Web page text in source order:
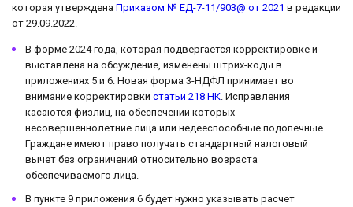
которая утверждена Приказом № ЕД-7-11/903@ от 2021 в редакции
от 29.09.2022.
В форме 2024 года, которая подвергается корректировке и
выставлена на обсуждение, изменены штрих-коды в
приложениях 5 и 6. Новая форма 3-НДФЛ принимает во
внимание корректировки статьи 218 НК . Исправления
касаются физлиц, на обеспечении которых
несовершеннолетние лица или недееспособные подопечные.
Граждане имеют право получать стандартный налоговый
вычет без ограничений относительно возраста
обеспечиваемого лица.
В пункте 9 приложения 6 будет нужно указывать расчет